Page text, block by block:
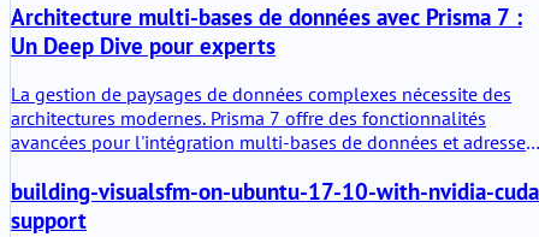
Architecture multi-bases de données avec Prisma 7 :
Un Deep Dive pour experts
La gestion de paysages de données complexes nécessite des
architectures modernes. Prisma 7 offre des fonctionnalités
avancées pour l'intégration multi-bases de données et adresse
building-visualsfm-on-ubuntu-17-10-with-nvidia-
support